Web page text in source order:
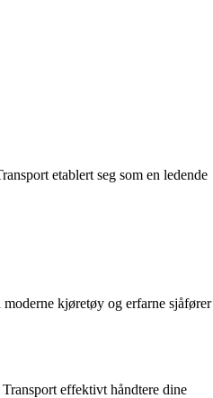
etablert seg som en ledende
kjøretøy og erfarne sjåfører
effektivt håndtere dine